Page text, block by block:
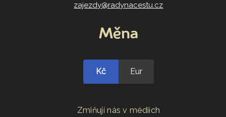
zajezdy@radynacestu.cz
Měna
Kč Eur
Zmiňují nás v médiích